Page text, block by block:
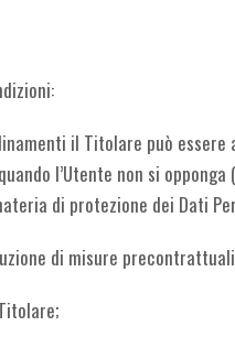
il Titolare può
l’Utente non si
di protezione dei Dati
di misure